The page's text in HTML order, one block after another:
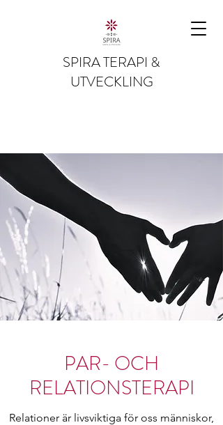
SPIRA TERAPI &
UTVECKLING
PAR- OCH
RELATIONSTERAPI
Relationer är livsviktiga för oss människor,